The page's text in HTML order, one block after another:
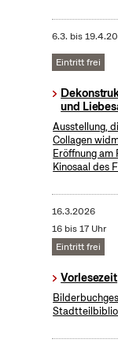
6.3. bis
Eintritt frei
und
Ausstellung,
Collagen
Eröffnung am
Kinosaal des
16.3.2026
16 bis 17 Uhr
Eintritt frei
Vorlesezeit